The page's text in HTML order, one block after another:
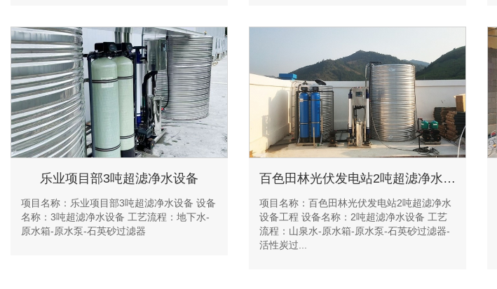
乐业项目部3吨超滤净水设备
项目名称：乐业项目部3吨超滤净水设备 设备
名称：3吨超滤净水设备 工艺流程：地下水-
原水箱-原水泵-石英砂过滤器
百色田林光伏发电站2吨超滤净水设备工程
项目名称：百色田林光伏发电站2吨超滤净水
设备工程 设备名称：2吨超滤净水设备 工艺
流程：山泉水-原水箱-原水泵-石英砂过滤器-
活性炭过...